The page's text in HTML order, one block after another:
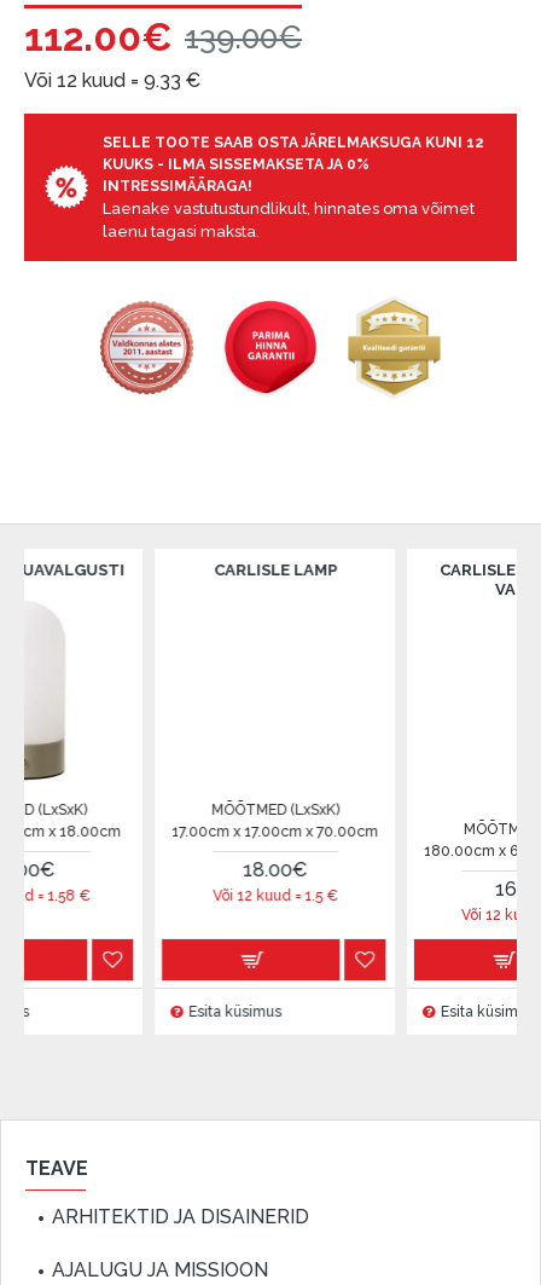
garantii ja tagastamise tingimustega
Finantsvastutus:
Laenake vastutustundlikult! Enne laenamist
112.00€ 139.00€
Või 12 kuud = 9.33 €
SELLE TOOTE SAAB OSTA JÄRELMAKSUGA KUNI 12
KUUKS - ILMA SISSEMAKSETA JA 0%
INTRESSIMÄÄRAGA!
Laenake vastutustundlikult, hinnates oma võimet
laenu tagasi maksta.
18.00cm
€
CARLISLE LAMP
MÕÕTMED (LxSxK)
17.00cm x 17.00cm x 70.00cm
18.00€
Või 12 kuud =1.5€
Esita küsimus
CARLISLE LED
VALGUS
MÕÕTMED (LxSxK)
180.00cm x 6.00cm x
16.00€
Või 12 kuud =1.33
Esita küsimus
TEAVE
ARHITEKTID JA DISAINERID
AJALUGU JA MISSIOON